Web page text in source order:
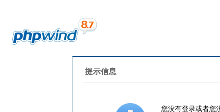
提示信息
您没有登录或者您